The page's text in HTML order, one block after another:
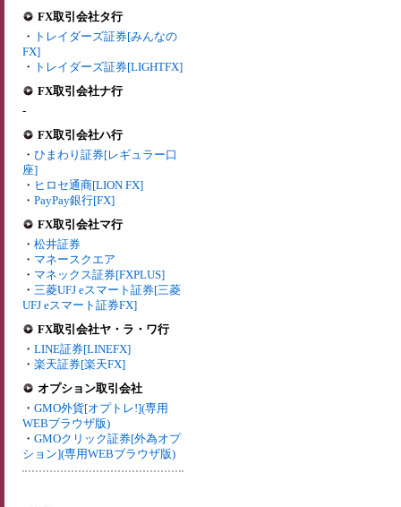
FX取引会社タ行
・ トレイダーズ証券[みんなの
FX]
・ トレイダーズ証券[LIGHTFX]
FX取引会社ナ行
-
FX取引会社ハ行
・ ひまわり証券[レギュラー口
座]
・ ヒロセ通商[LION FX]
・ PayPay銀行[FX]
FX取引会社マ行
・ 松井証券
・ マネースクエア
・ マネックス証券[FXPLUS]
・ 三菱UFJ eスマート証券[三菱
UFJ eスマート証券FX]
FX取引会社ヤ・ラ・ワ行
・ LINE証券[LINEFX]
・ 楽天証券[楽天FX]
オプション取引会社
・ GMO外貨[オプトレ!](専用
WEBブラウザ版)
・ GMOクリック証券[外為オプ
ション](専用WEBブラウザ版)